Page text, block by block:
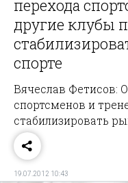
перехода
другие клубы
спорте
Вячеслав Фетисов:
спортсменов и
стабилизировать
19.07.2012 10:43